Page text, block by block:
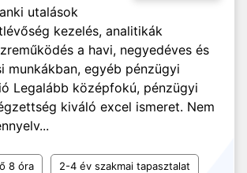
utalások
kezelés, analitikák
a havi, negyedéves és
munkákban, egyéb pénzügyi
Legalább középfokú, pénzügyi
kiváló excel ismeret. Nem
8 óra 2-4 év szakmai tapasztalat